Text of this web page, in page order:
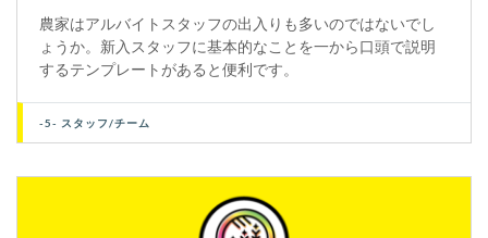
農家はアルバイトスタッフの出入りも多いのではないでし
ょうか。新入スタッフに基本的なことを一から口頭で説明
するテンプレートがあると便利です。
-5- スタッフ/チーム